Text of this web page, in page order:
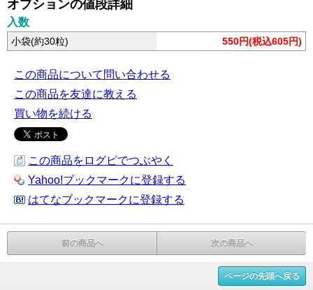
オプションの値段詳細
入数
小袋(約30粒) 550円(税込605円)
この商品について問い合わせる
この商品を友達に教える
買い物を続ける
この商品をログピでつぶやく
Yahoo!ブックマークに登録する
はてなブックマークに登録する
前の商品へ 次の商品へ
ページの先頭へ戻る